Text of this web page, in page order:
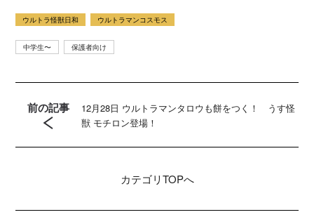
ウルトラ怪獣日和 ウルトラマンコスモス
中学生〜 保護者向け
前の記事
12月28日 ウルトラマンタロウも餅をつく！ うす怪
獣 モチロン登場！
カテゴリTOPへ